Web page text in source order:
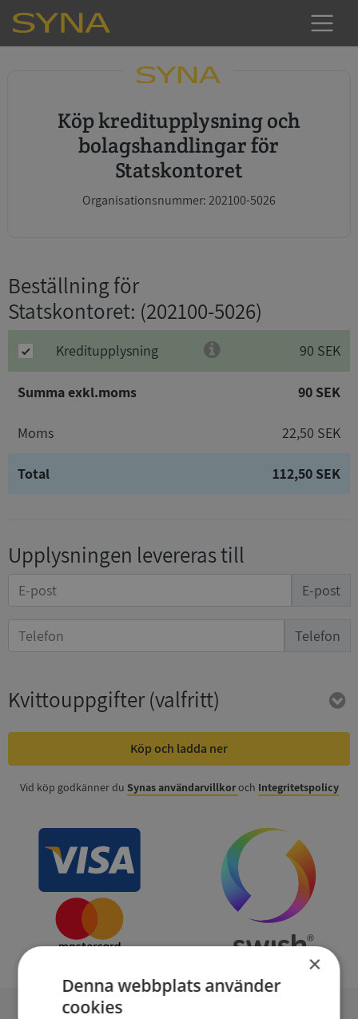
Köp kreditupplysning och
bolagshandlingar för
Statskontoret
Organisationsnummer: 202100-5026
Beställning för
Statskontoret: (202100-5026)
Kreditupplysning 90 SEK
Summa exkl.moms 90 SEK
Moms 22,50 SEK
Total 112,50 SEK
Upplysningen levereras till
E-post
Telefon
Kvittouppgifter(valfritt)
Köp och ladda ner
Vid köp godkänner du Synas användarvillkoroch Integritetspolicy
×
Denna webbplats använder
cookies